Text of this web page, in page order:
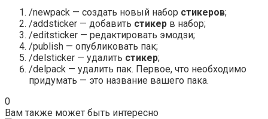
/newpack — создать новый набор стикеров;
/addsticker — добавить стикер в набор;
/editsticker — редактировать эмодзи;
/publish — опубликовать пак;
/delsticker — удалить стикер;
/delpack — удалить пак. Первое, что необходимо
придумать — это название вашего пака.
0
Вам также может быть интересно